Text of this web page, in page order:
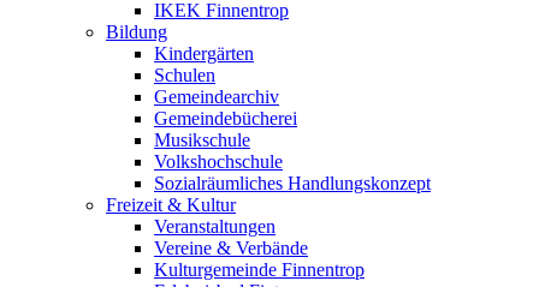
IKEK Finnentrop
Bildung
Kindergärten
Schulen
Gemeindearchiv
Gemeindebücherei
Musikschule
Volkshochschule
Sozialräumliches Handlungskonzept
Freizeit & Kultur
Veranstaltungen
Vereine & Verbände
Kulturgemeinde Finnentrop